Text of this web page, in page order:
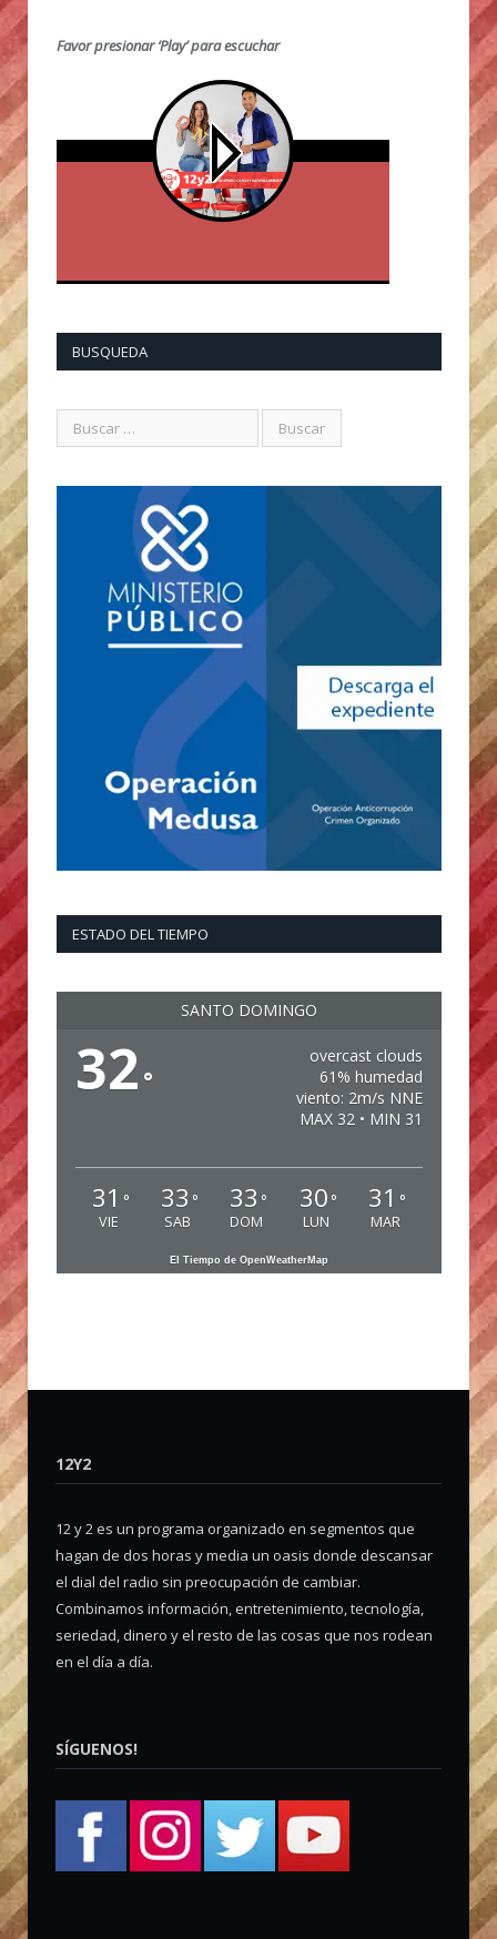
Favor presionar ‘Play’ para escuchar
BUSQUEDA
ESTADO DEL TIEMPO
SANTO DOMINGO
32 °
overcast clouds
61% humedad
viento: 2m/s NNE
MAX 32 • MIN 31
31 °
VIE
33 °
SAB
33 °
DOM
30 °
LUN
31 °
MAR
El Tiempo de OpenWeatherMap
12Y2
12 y 2 es un programa organizado en segmentos que
hagan de dos horas y media un oasis donde descansar
el dial del radio sin preocupación de cambiar.
Combinamos información, entretenimiento, tecnología,
seriedad, dinero y el resto de las cosas que nos rodean
en el día a día.
SÍGUENOS!